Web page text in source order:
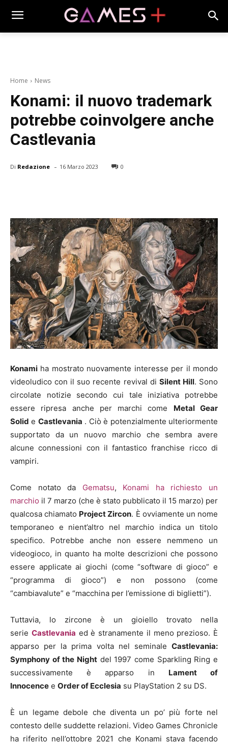
Home News
Konami: il nuovo trademark
potrebbe coinvolgere anche
Castlevania
Di Redazione - 16 Marzo 2023 0
Konami ha mostrato nuovamente interesse per il mondo
videoludico con il suo recente revival di Silent Hill. Sono
circolate notizie secondo cui tale iniziativa potrebbe
essere ripresa anche per marchi come Metal Gear
Solid e Castlevania . Ciò è potenzialmente ulteriormente
supportato da un nuovo marchio che sembra avere
alcune connessioni con il fantastico franchise ricco di
vampiri.
Come notato da Gematsu, Konami ha richiesto un
marchio il 7 marzo (che è stato pubblicato il 15 marzo) per
qualcosa chiamato Project Zircon. È ovviamente un nome
temporaneo e nient’altro nel marchio indica un titolo
specifico. Potrebbe anche non essere nemmeno un
videogioco, in quanto ha molte descrizioni che possono
essere applicate ai giochi (come “software di gioco” e
“programma di gioco”) e non possono (come
“cambiavalute” e “macchina per l’emissione di biglietti”).
Tuttavia, lo zircone è un gioiello trovato nella
serie Castlevania ed è stranamente il meno prezioso. È
apparso per la prima volta nel seminale Castlevania:
Symphony of the Night del 1997 come Sparkling Ring e
successivamente è apparso in Lament of
Innocence e Order of Ecclesia su PlayStation 2 su DS.
È un legame debole che diventa un po’ più forte nel
contesto delle suddette relazioni. Video Games Chronicle
ha riferito nell’ottobre 2021 che Konami stava facendo